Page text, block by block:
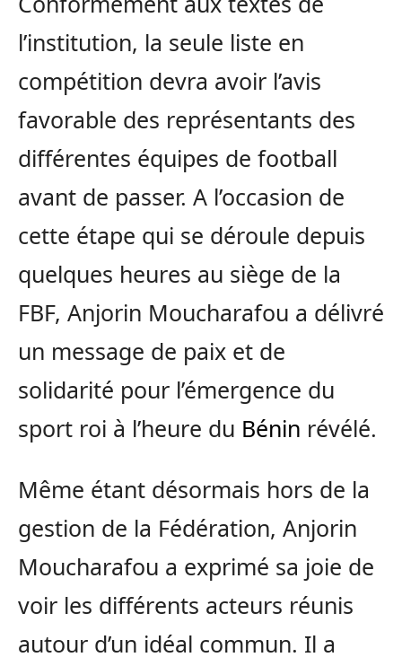
l’institution, la seule liste en
compétition devra avoir l’avis
favorable des représentants des
différentes équipes de football
avant de passer. A l’occasion de
cette étape qui se déroule depuis
quelques heures au siège de la
FBF, Anjorin Moucharafou a délivré
un message de paix et de
solidarité pour l’émergence du
sport roi à l’heure du Bénin révélé.
Même étant désormais hors de la
gestion de la Fédération, Anjorin
Moucharafou a exprimé sa joie de
voir les différents acteurs réunis
autour d’un idéal commun. Il a